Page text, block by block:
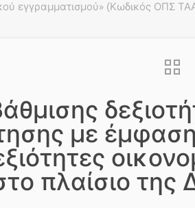
εγγραμματισμού» (Κωδικός ΟΠΣ
με
πλαίσιο της